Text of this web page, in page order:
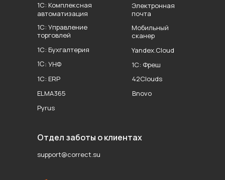
1С: Бухгалтерия
1С: Управление
торговлей
1С: УНФ
1С: ERP
1С: Комплексная
автоматизация
1С: Фреш
42Clouds
Bnovo
ELMA365
Pyrus
Электронная
почта
Мобильный
сканер
Yandex.Cloud
support@correct.su
Отдел заботы о клиентах